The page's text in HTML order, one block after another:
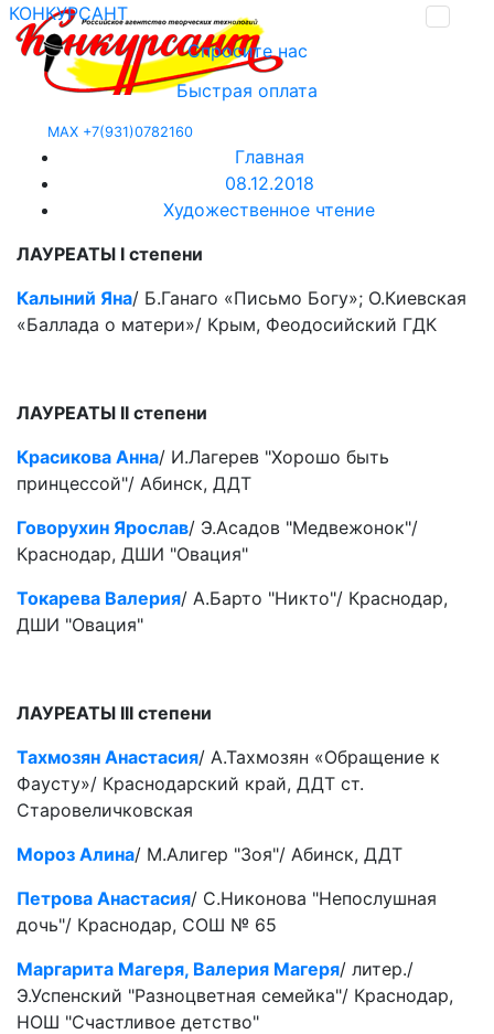
КОНКУРСАНТ
MAX +7(931)0782160
Спросите нас
Быстрая оплата
Главная
08.12.2018
Художественное чтение
ЛАУРЕАТЫ I степени
Калыний Яна/ Б.Ганаго «Письмо Богу»; О.Киевская
«Баллада о матери»/ Крым, Феодосийский ГДК
ЛАУРЕАТЫ II степени
Красикова Анна/ И.Лагерев "Хорошо быть
принцессой"/ Абинск, ДДТ
Говорухин Ярослав/ Э.Асадов "Медвежонок"/
Краснодар, ДШИ "Овация"
Токарева Валерия/ А.Барто "Никто"/ Краснодар,
ДШИ "Овация"
ЛАУРЕАТЫ III степени
Тахмозян Анастасия/ А.Тахмозян «Обращение к
Фаусту»/ Краснодарский край, ДДТ ст.
Старовеличковская
Мороз Алина/ М.Алигер "Зоя"/ Абинск, ДДТ
Петрова Анастасия/ С.Никонова "Непослушная
дочь"/ Краснодар, СОШ № 65
Маргарита Магеря, Валерия Магеря/ литер./
Э.Успенский "Разноцветная семейка"/ Краснодар,
НОШ "Счастливое детство"